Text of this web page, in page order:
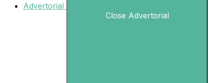
Advertorial
Close Advertorial